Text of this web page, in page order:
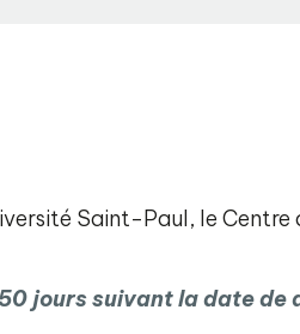
Saint-Paul, le Centre
jours suivant la date de